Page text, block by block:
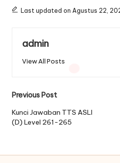
Last updated on Agustus 22,
admin
View All Posts
Post
navigation
Previous Post
Kunci Jawaban TTS ASLI
(D) Level 261-265